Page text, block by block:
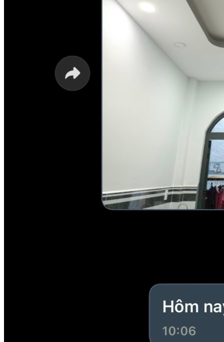
5 cánh quạt của THIN như những cánh hoa bé nhỏ, xinh xắn
kết hợp cùng màu trắng nhẹ nhàng, tinh khiết và màu nâu gỗ
sang trọng, cổ điển tạo nên tổng thể chiếc quạt duyên dáng,
trang nhã. Với vẻ đẹp này, THIN rất thích hợp lắp đặt cho
phòng ngủ, phòng ăn, phòng khách chung cư trần thấp,
phòng khách sạn, phòng cho bé…
tự tìm hướng đi riêng cho mình bằng
cách đầu tư vào chất lượng sản phẩm. Động cơ của Mr.Vũ
được làm bằng Aluminium cao cấp, áp dụng công nghệ hiện
đại nhất hiện nay nên lúc quạt vận hành vô cùng êm ái, quay
nhanh gấp 3 lần động cơ quạt trang trí thông thường, giúp
tạo ra lượng gió lớn lan tỏa khắp căn phòng và quan trọng là